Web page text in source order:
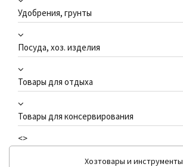
Удобрения, грунты
Посуда, хоз. изделия
Товары для отдыха
Товары для консервирования
<>
Хозтовары и инструменты